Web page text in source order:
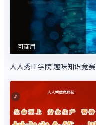
可商用
人人秀IT学院 趣味知识竞赛